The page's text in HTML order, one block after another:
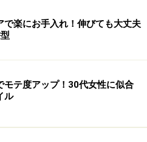
で楽にお手入れ！伸びても大丈夫
モテ度アップ！30代女性に似合
ル